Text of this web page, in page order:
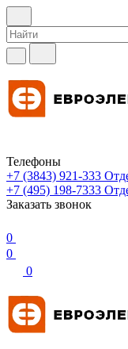
Телефоны
+7 (3843) 921-333
+7 (495) 198-7333
Заказать звонок
0
0
0